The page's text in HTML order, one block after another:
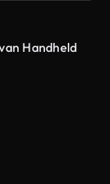
Handheld